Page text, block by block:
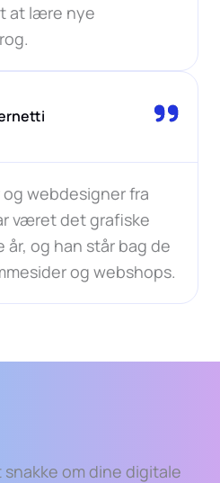
at lære nye
webdesigner fra
været det grafiske
og han står bag de
og webshops.
om dine digitale